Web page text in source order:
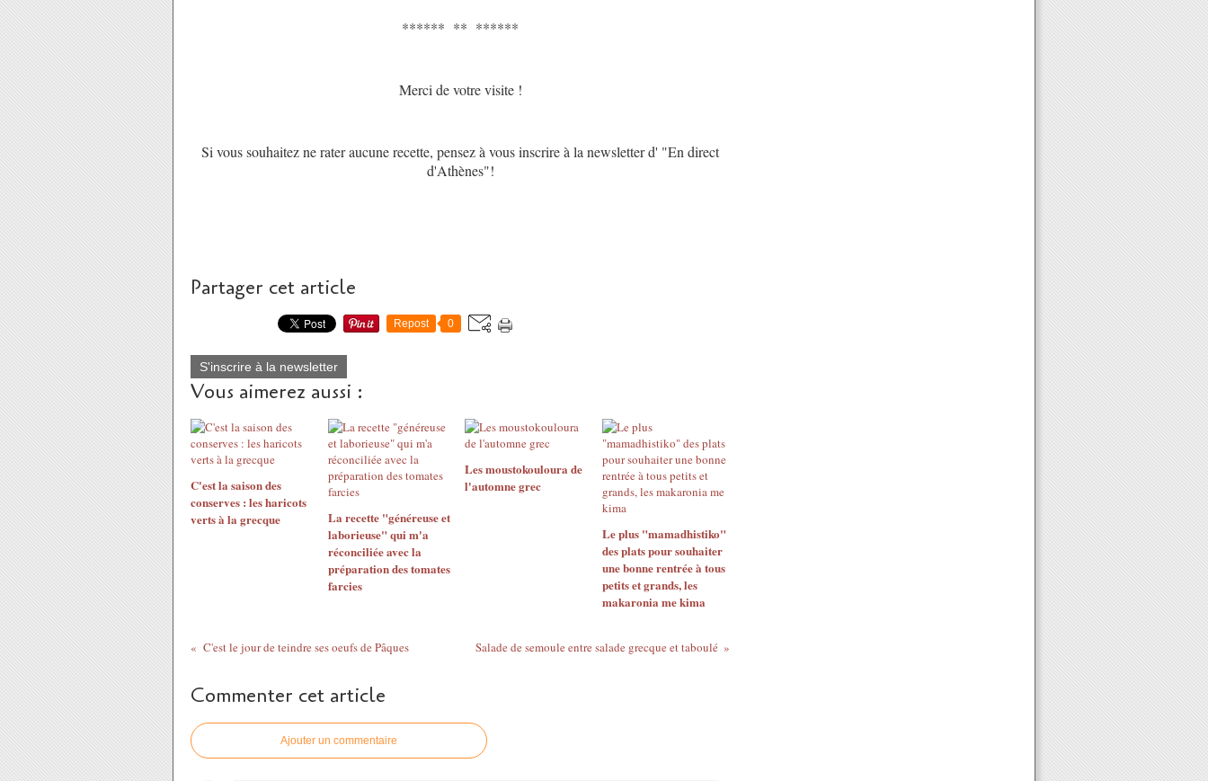
****** ** ******
Merci de votre visite !
Si vous souhaitez ne rater aucune recette, pensez à vous inscrire à la newsletter d' "En direct
d'Athènes"!
Partager cet article
Repost 0
S'inscrire à la newsletter
Vous aimerez aussi :
C'est la saison des
conserves : les haricots
verts à la grecque
La recette "généreuse et
laborieuse" qui m'a
réconciliée avec la
préparation des tomates
farcies
Les moustokouloura de
l'automne grec
Le plus "mamadhistiko"
des plats pour souhaiter
une bonne rentrée à tous
petits et grands, les
makaronia me kima
C'est le jour de teindre ses oeufs de Pâques Salade de semoule entre salade grecque et taboulé
Commenter cet article
Ajouter un commentaire